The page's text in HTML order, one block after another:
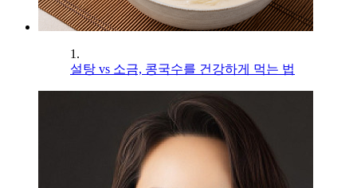
1.
설탕 vs 소금, 콩국수를 건강하게 먹는 법